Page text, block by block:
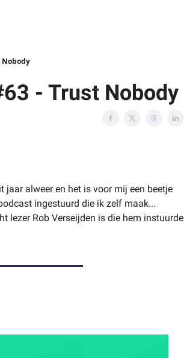
- Trust Nobody
alweer en het is voor mij een beetje
ingestuurd die ik zelf maak...
lezer Rob Verseijden is die hem instuurde